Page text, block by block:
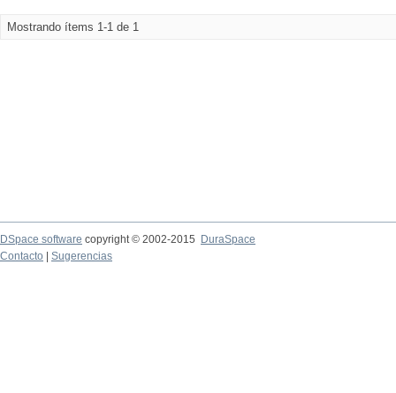
Mostrando ítems 1-1 de 1
DSpace software copyright © 2002-2015
DuraSpace
Contacto
Sugerencias